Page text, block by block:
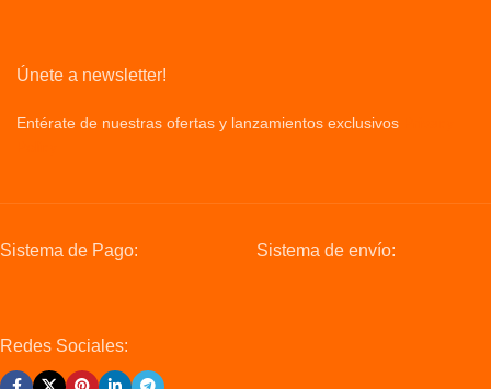
Únete a newsletter!
Entérate de nuestras ofertas y lanzamientos exclusivos
Sistema de Pago: Sistema de envío:
Redes Sociales: